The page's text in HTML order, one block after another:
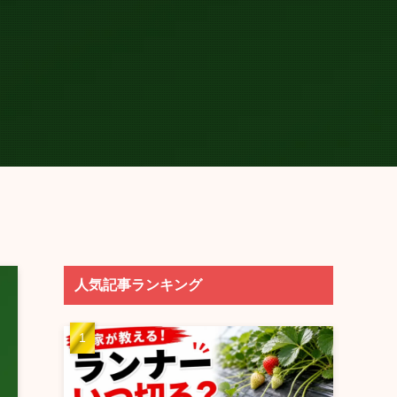
人気記事ランキング